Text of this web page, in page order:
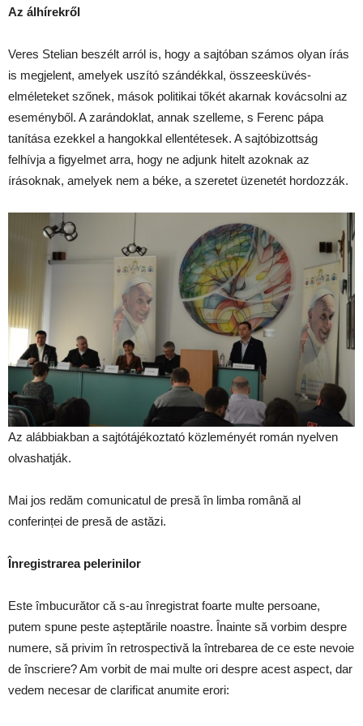
Az álhírekről
Veres Stelian beszélt arról is, hogy a sajtóban számos olyan írás
is megjelent, amelyek uszító szándékkal, összeesküvés-
elméleteket szőnek, mások politikai tőkét akarnak kovácsolni az
eseményből. A zarándoklat, annak szelleme, s Ferenc pápa
tanítása ezekkel a hangokkal ellentétesek. A sajtóbizottság
felhívja a figyelmet arra, hogy ne adjunk hitelt azoknak az
írásoknak, amelyek nem a béke, a szeretet üzenetét hordozzák.
Az alábbiakban a sajtótájékoztató közleményét román nyelven
olvashatják.
Mai jos redăm comunicatul de presă în limba română al
conferinței de presă de astăzi.
Înregistrarea pelerinilor
Este îmbucurător că s-au înregistrat foarte multe persoane,
putem spune peste așteptările noastre. Înainte să vorbim despre
numere, să privim în retrospectivă la întrebarea de ce este nevoie
de înscriere? Am vorbit de mai multe ori despre acest aspect, dar
vedem necesar de clarificat anumite erori: